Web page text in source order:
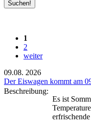
1
2
weiter
09.08. 2026
Der Eiswagen kommt am
Beschreibung:
Es ist